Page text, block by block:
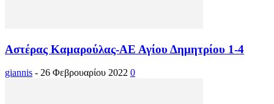
Αστέρας Καμαρούλας-ΑΕ Αγίου Δημητρίου 1-4
giannis - 26 Φεβρουαρίου 2022 0